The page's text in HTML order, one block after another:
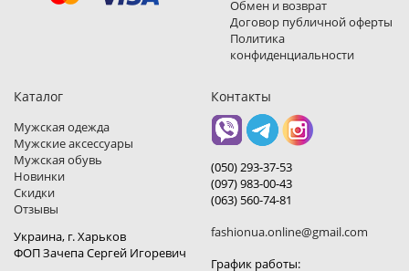
Обмен и возврат
Договор публичной оферты
Политика
конфиденциальности
Каталог
Мужская одежда
Мужские аксессуары
Мужская обувь
Новинки
Скидки
Отзывы
Украина, г. Харьков
ФОП Зачепа Сергей Игоревич
Контакты
(050) 293-37-53
(097) 983-00-43
(063) 560-74-81
fashionua.online@gmail.com
График работы: